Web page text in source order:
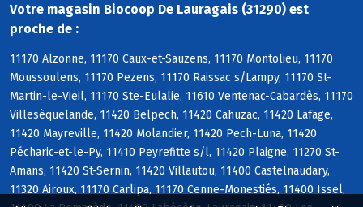
Votre magasin Biocoop De Lauragais (31290) est
proche de :
11170 Alzonne, 11170 Caux-et-Sauzens, 11170 Montolieu, 11170
Moussoulens, 11170 Pezens, 11170 Raissac s/Lampy, 11170 St-
Martin-le-Vieil, 11170 Ste-Eulalie, 11610 Ventenac-Cabardès, 11170
Villesèquelande, 11420 Belpech, 11420 Cahuzac, 11420 Lafage,
11420 Mayreville, 11420 Molandier, 11420 Pech-Luna, 11420
Pécharic-et-le-Py, 11410 Peyrefitte s/l, 11420 Plaigne, 11270 St-
Amans, 11420 St-Sernin, 11420 Villautou, 11400 Castelnaudary,
11320 Airoux, 11170 Carlipa, 11170 Cenne-Monestiés, 11400 Issel,